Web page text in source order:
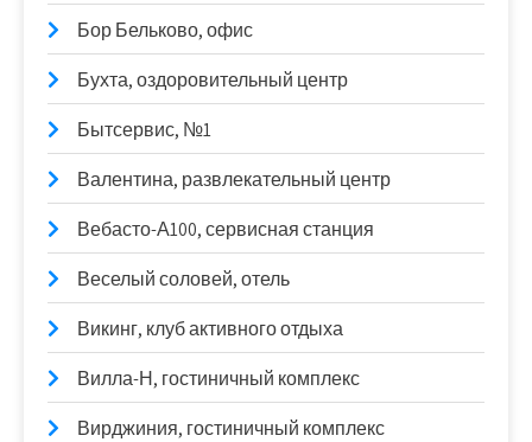
Бор Бельково, офис
Бухта, оздоровительный центр
Бытсервис, №1
Валентина, развлекательный центр
Вебасто-А100, сервисная станция
Веселый соловей, отель
Викинг, клуб активного отдыха
Вилла-Н, гостиничный комплекс
Вирджиния, гостиничный комплекс